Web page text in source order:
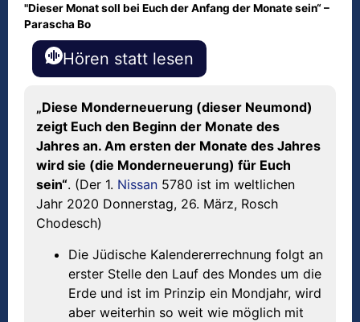
"Dieser Monat soll bei Euch der Anfang der Monate sein“ –
Parascha Bo
Hören statt lesen
„Diese Monderneuerung (dieser Neumond)
zeigt Euch den Beginn der Monate des
Jahres an. Am ersten der Monate des Jahres
wird sie (die Monderneuerung) für Euch
sein“. (Der 1. Nissan 5780 ist im weltlichen
Jahr 2020 Donnerstag, 26. März, Rosch
Chodesch)
Die Jüdische Kalendererrechnung folgt an
erster Stelle den Lauf des Mondes um die
Erde und ist im Prinzip ein Mondjahr, wird
aber weiterhin so weit wie möglich mit